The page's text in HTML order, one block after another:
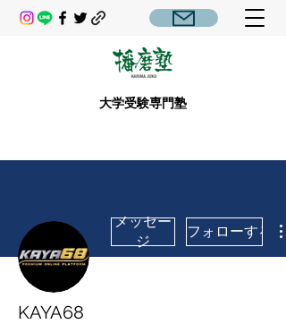
大学受験専門塾
メッセー
ジ
フォローする
KAYA68